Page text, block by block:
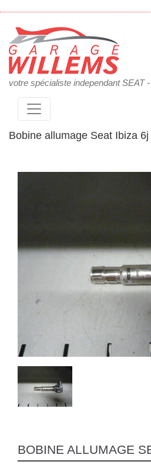
votre spécialiste independant SEAT
Bobine allumage Seat Ibiza 6j
BOBINE ALLUMAGE